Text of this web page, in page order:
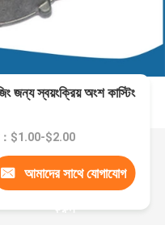
জন্য স্বয়ংক্রিয় অংশ কাস্টিং
：$1.00-$2.00
আমাদের সাথে যোগাযোগ
করুন